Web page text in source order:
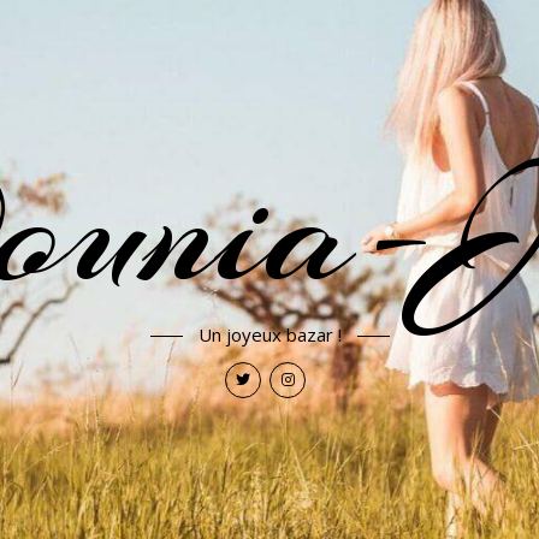
Un joyeux bazar !